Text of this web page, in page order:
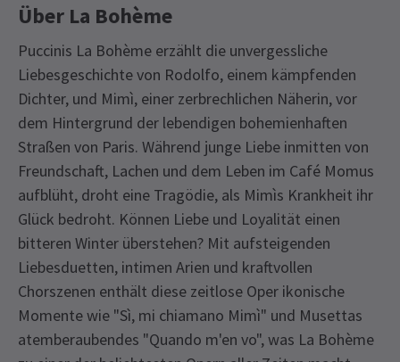
Über La Bohème
Puccinis La Bohème erzählt die unvergessliche
Liebesgeschichte von Rodolfo, einem kämpfenden
Dichter, und Mimì, einer zerbrechlichen Näherin, vor
dem Hintergrund der lebendigen bohemienhaften
Straßen von Paris. Während junge Liebe inmitten von
Freundschaft, Lachen und dem Leben im Café Momus
aufblüht, droht eine Tragödie, als Mimìs Krankheit ihr
Glück bedroht. Können Liebe und Loyalität einen
bitteren Winter überstehen? Mit aufsteigenden
Liebesduetten, intimen Arien und kraftvollen
Chorszenen enthält diese zeitlose Oper ikonische
Momente wie "Sì, mi chiamano Mimì" und Musettas
atemberaubendes "Quando m'en vo", was La Bohème